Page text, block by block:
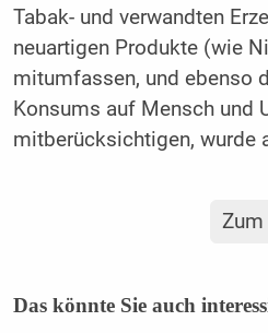
Tabak- und verwandten
neuartigen Produkte (wie
mitumfassen, und ebenso
Konsums auf Mensch und
mitberücksichtigen, wurde
Das könnte Sie auch